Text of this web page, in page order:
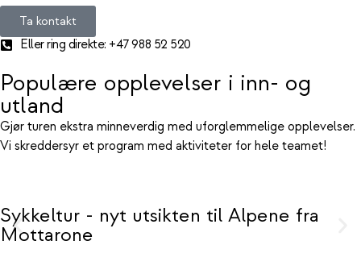
Ta kontakt
Eller ring direkte: +47 988 52 520
Populære opplevelser i inn- og
utland
Gjør turen ekstra minneverdig med uforglemmelige opplevelser.
Vi skreddersyr et program med aktiviteter for hele teamet!
fra
Tanks - kjør selv på et